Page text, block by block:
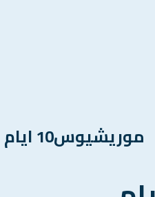
موريشيوس10 ايام